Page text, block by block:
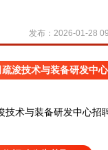
发布：2026-01-28
浚技术与装备研发中
技术与装备研发中心招